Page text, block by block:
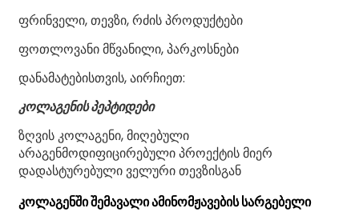
ფრინველი, თევზი, რძის პროდუქტები
ფოთლოვანი მწვანილი, პარკოსნები
დანამატებისთვის, აირჩიეთ:
კოლაგენის პეპტიდები
ზღვის კოლაგენი, მიღებული
არაგენმოდიფიცირებული პროექტის მიერ
დადასტურებული ველური თევზისგან
კოლაგენში შემავალი ამინომჟავების სარგებელი